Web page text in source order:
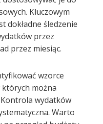
Kluczowym
dokładne śledzenie
przez
przez miesiąc.
wzorce
można
wydatków
Warto